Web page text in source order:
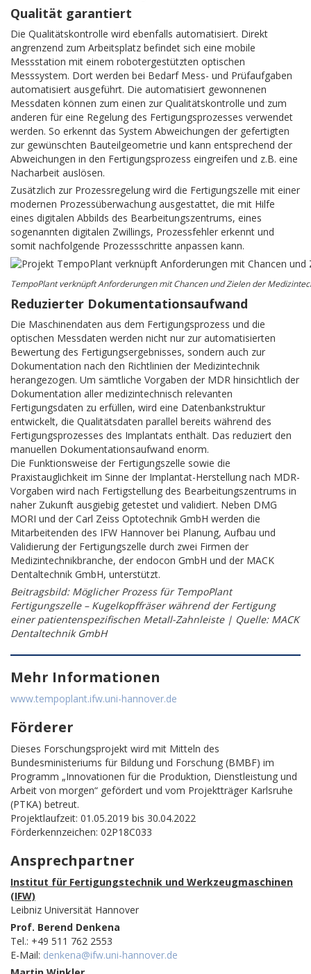
Qualität garantiert
Die Qualitätskontrolle wird ebenfalls automatisiert. Direkt
angrenzend zum Arbeitsplatz befindet sich eine mobile
Messstation mit einem robotergestützten optischen
Messsystem. Dort werden bei Bedarf Mess- und Prüfaufgaben
automatisiert ausgeführt. Die automatisiert gewonnenen
Messdaten können zum einen zur Qualitätskontrolle und zum
anderen für eine Regelung des Fertigungsprozesses verwendet
werden. So erkennt das System Abweichungen der gefertigten
zur gewünschten Bauteilgeometrie und kann entsprechend der
Abweichungen in den Fertigungsprozess eingreifen und z.B. eine
Nacharbeit auslösen.
Zusätzlich zur Prozessregelung wird die Fertigungszelle mit einer
modernen Prozessüberwachung ausgestattet, die mit Hilfe
eines digitalen Abbilds des Bearbeitungszentrums, eines
sogenannten digitalen Zwillings, Prozessfehler erkennt und
somit nachfolgende Prozessschritte anpassen kann.
TempoPlantverknüpft Anforderungen mit Chancen und Zielen der
Reduzierter Dokumentationsaufwand
Die Maschinendaten aus dem Fertigungsprozess und die
optischen Messdaten werden nicht nur zur automatisierten
Bewertung des Fertigungsergebnisses, sondern auch zur
Dokumentation nach den Richtlinien der Medizintechnik
herangezogen. Um sämtliche Vorgaben der MDR hinsichtlich der
Dokumentation aller medizintechnisch relevanten
Fertigungsdaten zu erfüllen, wird eine Datenbankstruktur
entwickelt, die Qualitätsdaten parallel bereits während des
Fertigungsprozesses des Implantats enthält. Das reduziert den
manuellen Dokumentationsaufwand enorm.
Die Funktionsweise der Fertigungszelle sowie die
Praxistauglichkeit im Sinne der Implantat-Herstellung nach MDR-
Vorgaben wird nach Fertigstellung des Bearbeitungszentrums in
naher Zukunft ausgiebig getestet und validiert. Neben DMG
MORI und der Carl Zeiss Optotechnik GmbH werden die
Mitarbeitenden des IFW Hannover bei Planung, Aufbau und
Validierung der Fertigungszelle durch zwei Firmen der
Medizintechnikbranche, der endocon GmbH und der MACK
Dentaltechnik GmbH, unterstützt.
Beitragsbild: Möglicher Prozess für TempoPlant
Fertigungszelle – Kugelkopffräser während der Fertigung
einer patientenspezifischen Metall-Zahnleiste | Quelle: MACK
Dentaltechnik GmbH
Mehr Informationen
www.tempoplant.ifw.uni-hannover.de
Förderer
Dieses Forschungsprojekt wird mit Mitteln des
Bundesministeriums für Bildung und Forschung (BMBF) im
Programm „Innovationen für die Produktion, Dienstleistung und
Arbeit von morgen“ gefördert und vom Projektträger Karlsruhe
(PTKA) betreut.
Projektlaufzeit: 01.05.2019 bis 30.04.2022
Förderkennzeichen: 02P18C033
Ansprechpartner
Institut für Fertigungstechnik und Werkzeugmaschinen
(IFW)
Leibniz Universität Hannover
Prof. Berend Denkena
Tel.: +49 511 762 2553
E-Mail: denkena@ifw.uni-hannover.de